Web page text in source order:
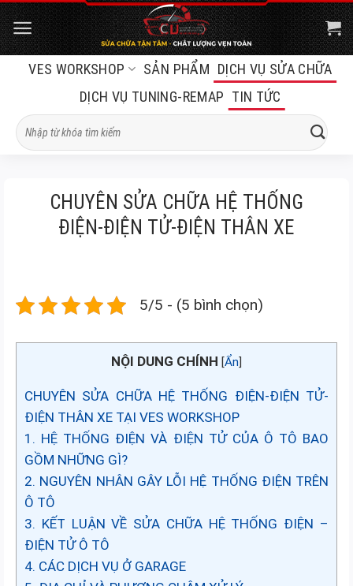
Bỏ
qua
nội
VES WORKSHOP SẢN PHẨM DỊCH VỤ SỬA CHỮA
DỊCH VỤ TUNING-REMAP TIN TỨC
Tìm
kiếm:
CHUYÊN SỬA CHỮA HỆ THỐNG
ĐIỆN-ĐIỆN TỬ-ĐIỆN THÂN XE
5/5 - (5 bình chọn)
NỘI DUNG CHÍNH [Ẩn]
CHUYÊN SỬA CHỮA HỆ THỐNG ĐIỆN-ĐIỆN TỬ-
ĐIỆN THÂN XE TẠI VES WORKSHOP
1. HỆ THỐNG ĐIỆN VÀ ĐIỆN TỬ CỦA Ô TÔ BAO
GỒM NHỮNG GÌ?
2. NGUYÊN NHÂN GÂY LỖI HỆ THỐNG ĐIỆN TRÊN
Ô TÔ
3. KẾT LUẬN VỀ SỬA CHỮA HỆ THỐNG ĐIỆN –
ĐIỆN TỬ Ô TÔ
4. CÁC DỊCH VỤ Ở GARAGE